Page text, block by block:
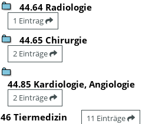
44.64 Radiologie
1 Eintrag
44.65 Chirurgie
2 Einträge
44.85 Kardiologie, Angiologie
2 Einträge
46 Tiermedizin 11 Einträge